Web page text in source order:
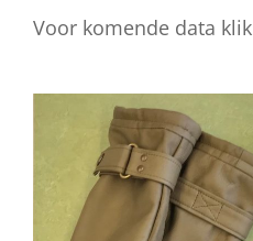
Voor komende data klik